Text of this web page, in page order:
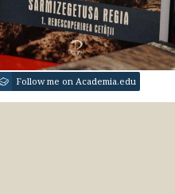
Follow me on Academia.edu